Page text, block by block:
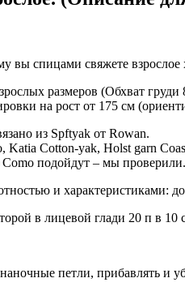
вы спицами свяжете
размеров (Обхват
на рост от 175 см
из Spftyak от Rowan.
Katia Cotton-yak, Holst garn
подойдут – мы проверили.
и характеристиками:
в лицевой глади 20 п в
петли, прибавлять